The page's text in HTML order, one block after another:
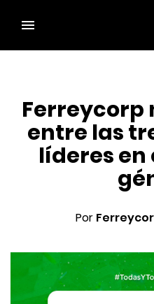
Ferreycorp
entre las
líderes
Por